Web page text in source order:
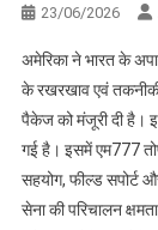
23/06/2026
अमेरिका ने भारत के
के रखरखाव एवं
पैकेज को मंजूरी दी है।
गई है। इसमें एम777
सहयोग, फील्ड सपोर्ट
सेना की परिचालन